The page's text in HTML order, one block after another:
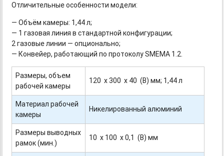
Отличительные особенности модели:
— Объём камеры: 1,44 л;
— 1 газовая линия в стандартной конфигурации;
2 газовые линии — опционально;
— Конвейер, работающий по протоколу SMEMA 1.2.
Размеры, объем
рабочей камеры
120 х 300 х 40 (В) мм; 1,44 л
Материал рабочей
камеры
Никелированный алюминий
Размеры выводных
рамок (мин.)
10 х 100 х 0,1 (В) мм